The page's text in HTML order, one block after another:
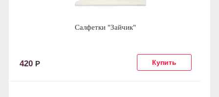
Салфетки "Зайчик"
420 Р